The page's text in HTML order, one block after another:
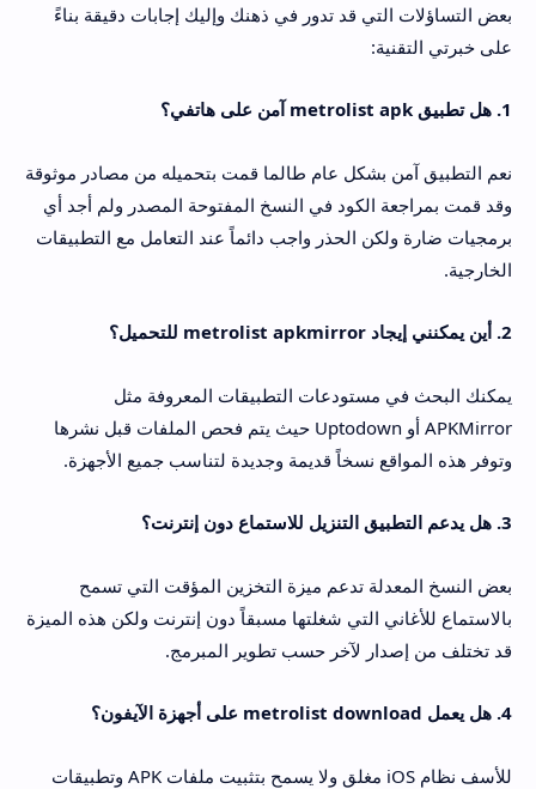
بعض التساؤلات التي قد تدور في ذهنك وإليك إجابات دقيقة بناءً
على خبرتي التقنية:
1. هل تطبيق metrolist apk آمن على هاتفي؟
نعم التطبيق آمن بشكل عام طالما قمت بتحميله من مصادر موثوقة
وقد قمت بمراجعة الكود في النسخ المفتوحة المصدر ولم أجد أي
برمجيات ضارة ولكن الحذر واجب دائماً عند التعامل مع التطبيقات
الخارجية.
2. أين يمكنني إيجاد metrolist apkmirror للتحميل؟
يمكنك البحث في مستودعات التطبيقات المعروفة مثل
APKMirror أو Uptodown حيث يتم فحص الملفات قبل نشرها
وتوفر هذه المواقع نسخاً قديمة وجديدة لتناسب جميع الأجهزة.
3. هل يدعم التطبيق التنزيل للاستماع دون إنترنت؟
بعض النسخ المعدلة تدعم ميزة التخزين المؤقت التي تسمح
بالاستماع للأغاني التي شغلتها مسبقاً دون إنترنت ولكن هذه الميزة
قد تختلف من إصدار لآخر حسب تطوير المبرمج.
4. هل يعمل metrolist download على أجهزة الآيفون؟
للأسف نظام iOS مغلق ولا يسمح بتثبيت ملفات APK وتطبيقات